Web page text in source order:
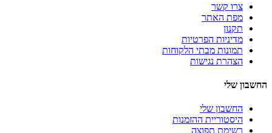
צרו קשר
מפת האתר
תקנון
מדיניות הפרטיות
תמונות מבתי הלקוחות
הצהרת נגישות
החשבון שלי
החשבון שלי
היסטוריית ההזמנות
רשימת תפוצה